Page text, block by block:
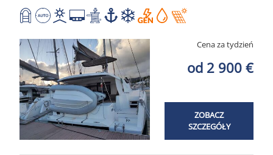
Cena za tydzień
od 2 900 €
ZOBACZ
SZCZEGÓŁY